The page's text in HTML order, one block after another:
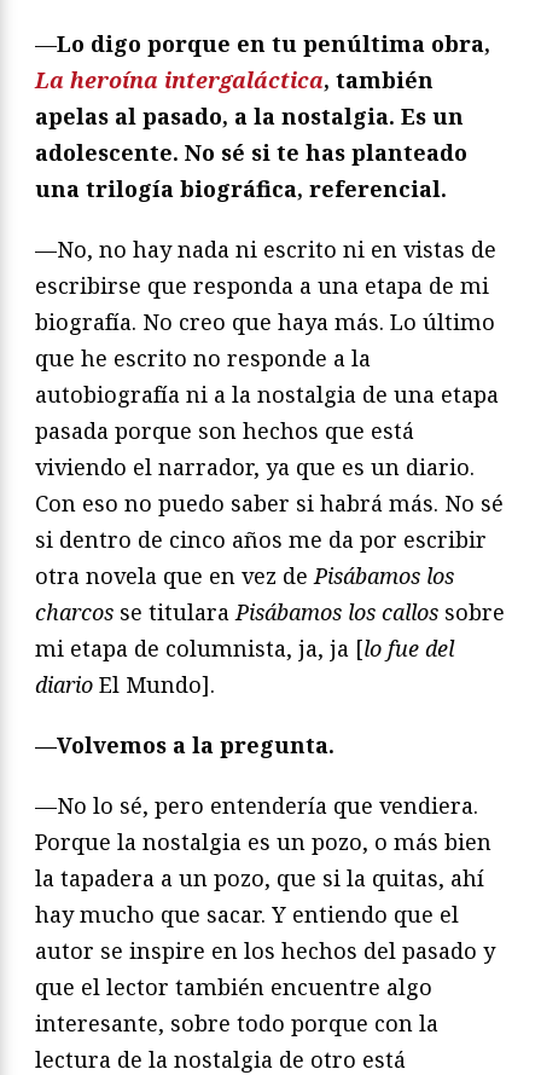
—Lo digo porque en tu penúltima obra,
La heroína intergaláctica, también
apelas al pasado, a la nostalgia. Es un
adolescente. No sé si te has planteado
una trilogía biográfica, referencial.
—No, no hay nada ni escrito ni en vistas de
escribirse que responda a una etapa de mi
biografía. No creo que haya más. Lo último
que he escrito no responde a la
autobiografía ni a la nostalgia de una etapa
pasada porque son hechos que está
viviendo el narrador, ya que es un diario.
Con eso no puedo saber si habrá más. No sé
si dentro de cinco años me da por escribir
otra novela que en vez de Pisábamos los
charcos se titulara Pisábamos los callos sobre
mi etapa de columnista, ja, ja [lo fue del
diario El Mundo].
—Volvemos a la pregunta.
—No lo sé, pero entendería que vendiera.
Porque la nostalgia es un pozo, o más bien
la tapadera a un pozo, que si la quitas, ahí
hay mucho que sacar. Y entiendo que el
autor se inspire en los hechos del pasado y
que el lector también encuentre algo
interesante, sobre todo porque con la
lectura de la nostalgia de otro está